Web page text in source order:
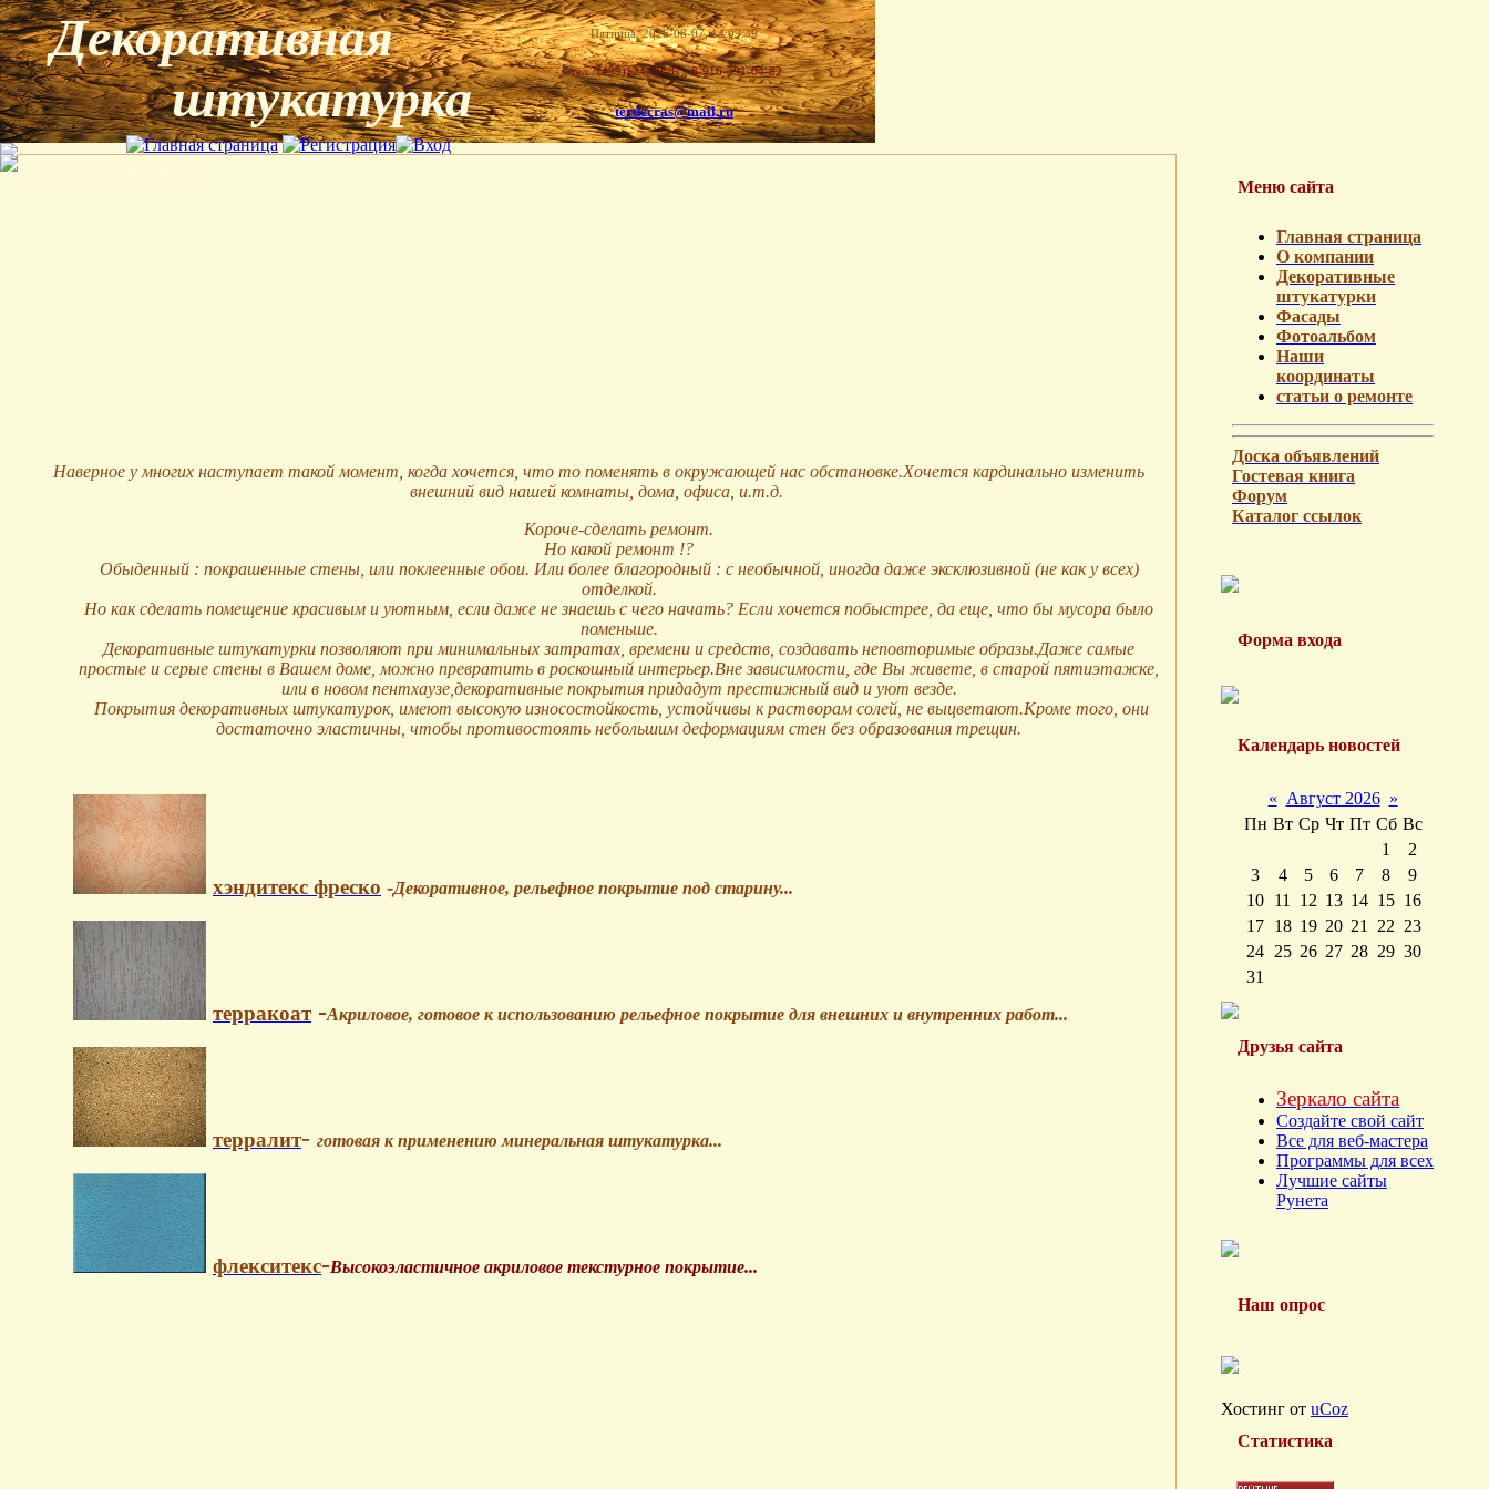
Пятница, 2026-08-07, 14:09:39
тел.7(499)124-29-87 , 8-916-391-04-82
terdecras@mail.ru
Декоративная
штукатурка
Наверное у многих наступает такой момент, когда хочется, что то поменять в окружающей нас обстановке.Хочется кардинально изменить
внешний вид нашей комнаты, дома, офиса, и.т.д.
Короче-сделать ремонт.
Но какой ремонт !?
Обыденный : покрашенные стены, или поклеенные обои. Или более благородный : с необычной, иногда даже эксклюзивной (не как у всех)
отделкой.
Но как сделать помещение красивым и уютным, если даже не знаешь с чего начать? Если хочется побыстрее, да еще, что бы мусора было
поменьше.
Декоративные штукатурки позволяют при минимальных затратах, времени и средств, создавать неповторимые образы.Даже самые
простые и серые стены в Вашем доме, можно превратить в роскошный интерьер.Вне зависимости, где Вы живете, в старой пятиэтажке,
или в новом пентхаузе, декоративные покрытия придадут престижный вид и уют везде.
Покрытия декоративных штукатурок, имеют высокую износостойкость, устойчивы к растворам солей, не выцветают.Кроме того, они
достаточно эластичны, чтобы противостоять небольшим деформациям стен без образования трещин.
хэндитекс фреско -Декоративное, рельефное покрытие под старину...
терракоат -Акриловое, готовое к использованию рельефное покрытие для внешних и внутренних работ...
терралит- готовая к применению минеральная штукатурка...
флекситекс-Высокоэластичное акриловое текстурное покрытие...
Меню сайта
Главная страница
О компании
Декоративные
штукатурки
Фасады
Фотоальбом
Наши
координаты
статьи о ремонте
Доска объявлений
Гостевая книга
Форум
Каталог ссылок
Форма входа
Календарь новостей
« Август 2026 »
Пн Вт Ср Чт Пт Сб Вс
1
2
3
4 5 6 7 8
9
10 11 12 13 14 15 16
17 18 19 20 21 22 23
24 25 26 27 28 29 30
31
Друзья сайта
Зеркало сайта
Создайте свой сайт
Все для веб-мастера
Программы для всех
Лучшие сайты
Рунета
Наш опрос
Хостинг от uCoz
Статистика